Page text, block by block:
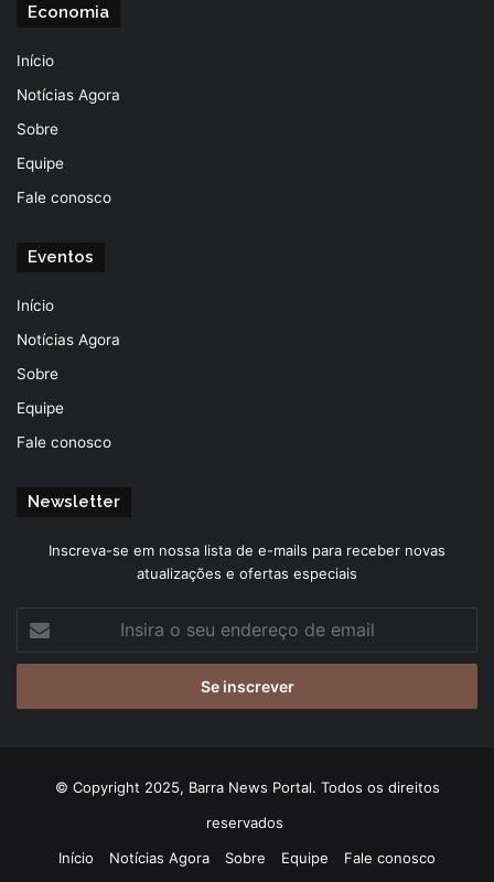
Economia
Início
Notícias Agora
Sobre
Equipe
Fale conosco
Eventos
Início
Notícias Agora
Sobre
Equipe
Fale conosco
Newsletter
Inscreva-se em nossa lista de e-mails para receber novas
atualizações e ofertas especiais
seu
de
© Copyright 2025, Barra News Portal. Todos os direitos
reservados
Início
Notícias Agora Sobre Equipe Fale conosco